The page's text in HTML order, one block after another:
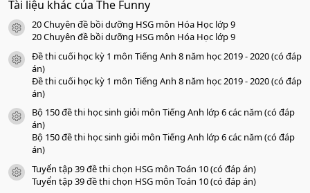
0
s
a
o
Tài liệu khác của The Funny
icon tài liệu
20 Chuyên đề bồi dưỡng HSG môn Hóa Học lớp 9
20 Chuyên đề bồi dưỡng HSG môn Hóa Học lớp 9
icon tài liệu
Đề thi cuối học kỳ 1 môn Tiếng Anh 8 năm học 2019 - 2020 (có đáp
án)
Đề thi cuối học kỳ 1 môn Tiếng Anh 8 năm học 2019 - 2020 (có đáp
án)
icon tài liệu
Bộ 150 đề thi học sinh giỏi môn Tiếng Anh lớp 6 các năm (có đáp
án)
Bộ 150 đề thi học sinh giỏi môn Tiếng Anh lớp 6 các năm (có đáp
án)
icon tài liệu
Tuyển tập 39 đề thi chọn HSG môn Toán 10 (có đáp án)
Tuyển tập 39 đề thi chọn HSG môn Toán 10 (có đáp án)